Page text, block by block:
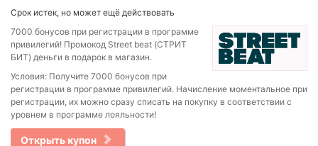
Срок истек, но может ещё действовать
7000 бонусов при регистрации в программе
привилегий! Промокод Street beat (СТРИТ
БИТ) деньги в подарок в магазин.
Условия: Получите 7000 бонусов при
регистрации в программе привилегий. Начисление моментальное при
регистрации, их можно сразу списать на покупку в соответствии с
уровнем в программе лояльности!
Открыть купон